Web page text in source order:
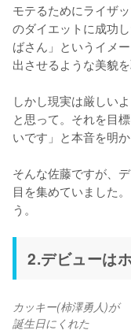
モテるためにライザ
のダイエットに成功
ばさん」というイメ
出させるような美貌を
しかし現実は厳しい
と思って。それを目
いです」と本音を明か
そんな佐藤ですが、
目を集めていました
う。
2.デビューは
カッキー(柿澤勇人)が
誕生日にくれた